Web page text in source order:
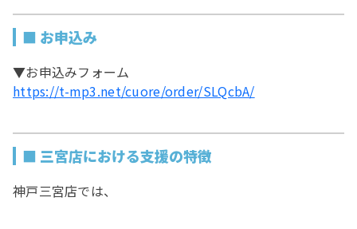
■ お申込み
▼お申込みフォーム
https://t-mp3.net/cuore/order/SLQcbA/
■ 三宮店における支援の特徴
神戸三宮店では、